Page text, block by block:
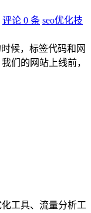
评论 0 条 seo优化技
候，标签代码和网
们的网站上线前，
工具、流量分析工